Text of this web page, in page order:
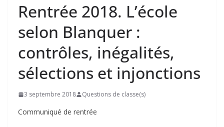
Rentrée 2018. L’école
selon Blanquer :
contrôles, inégalités,
sélections et injonctions
3 septembre 2018 Questions de classe(s)
Communiqué de rentrée